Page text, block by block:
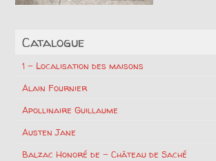
Catalogue
1 – Localisation des maisons
Alain Fournier
Apollinaire Guillaume
Austen Jane
Balzac Honoré de – Château de Saché